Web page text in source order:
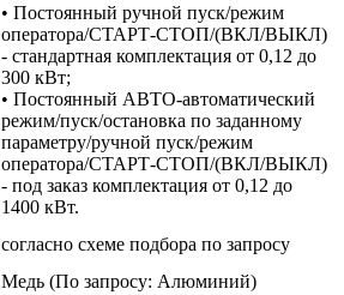
• Постоянный ручной пуск/режим
оператора/СТАРТ-СТОП/(ВКЛ/ВЫКЛ)
- стандартная комплектация от 0,12 до
300 кВт;
• Постоянный АВТО-автоматический
режим/пуск/остановка по заданному
параметру/ручной пуск/режим
оператора/СТАРТ-СТОП/(ВКЛ/ВЫКЛ)
- под заказ комплектация от 0,12 до
1400 кВт.
согласно схеме подбора по запросу
Медь (По запросу: Алюминий)